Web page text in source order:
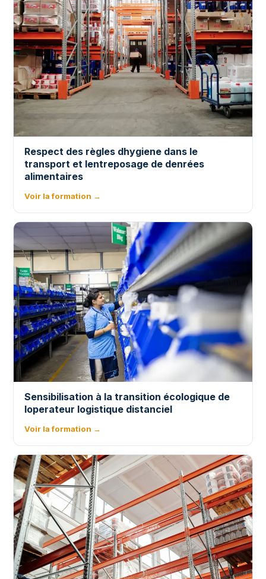
Respect des règles dhygiene dans le
transport et lentreposage de denrées
alimentaires
Voir la formation →
Sensibilisation à la transition écologique de
loperateur logistique distanciel
Voir la formation →